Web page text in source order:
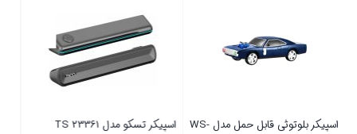
اسپیکر بلوتوثی قابل حمل مدل WS- اسپیکر تسکو مدل TS 23361 منبع تغذیه 12 ولت دوربین 15A